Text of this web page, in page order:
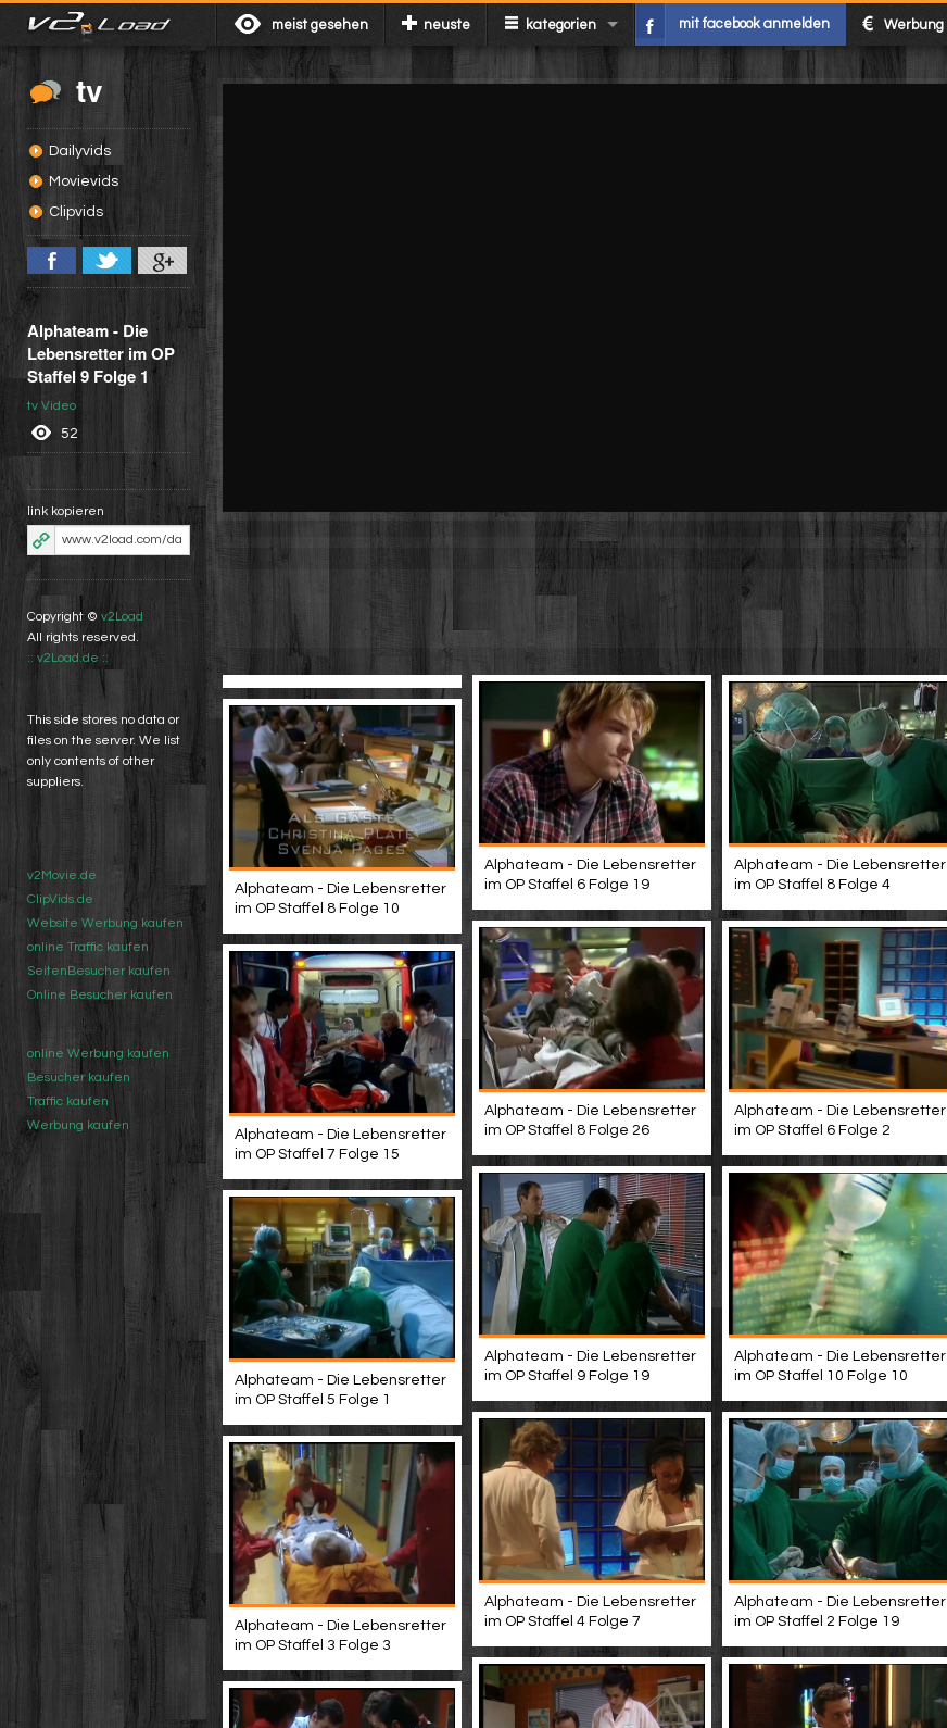
meist gesehen neuste kategorien mit facebook anmelden Werbung
tv
Dailyvids
Movievids
Clipvids
Alphateam - Die
Lebensretter im OP
Staffel 9 Folge 1
tv Video
52
link kopieren
Copyright © v2Load
All rights reserved.
:: v2Load.de ::
This side stores no data or
files on the server. We list
only contents of other
suppliers.
v2Movie.de
ClipVids.de
Website Werbung kaufen
online Traffic kaufen
SeitenBesucher kaufen
Online Besucher kaufen
online Werbung kaufen
Besucher kaufen
Traffic kaufen
Werbung kaufen
Alphateam - Die Lebensretter
im OP Staffel 6 Folge 19
Alphateam - Die Lebensretter
im OP Staffel 8 Folge 4
Alphateam - Die Lebensretter
im OP Staffel 8 Folge 10
Alphateam - Die Lebensretter
im OP Staffel 8 Folge 26
Alphateam - Die Lebensretter
im OP Staffel 6 Folge 2
Alphateam - Die Lebensretter
im OP Staffel 7 Folge 15
Alphateam - Die Lebensretter
im OP Staffel 9 Folge 19
Alphateam - Die Lebensretter
im OP Staffel 10 Folge 10
Alphateam - Die Lebensretter
im OP Staffel 5 Folge 1
Alphateam - Die Lebensretter
im OP Staffel 4 Folge 7
Alphateam - Die Lebensretter
im OP Staffel 2 Folge 19
Alphateam - Die Lebensretter
im OP Staffel 3 Folge 3